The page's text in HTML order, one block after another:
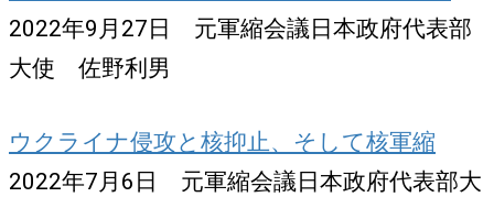
2022年9月27日 元軍縮会議日本政府代表部
大使 佐野利男
ウクライナ侵攻と核抑止、そして核軍縮
2022年7月6日 元軍縮会議日本政府代表部大